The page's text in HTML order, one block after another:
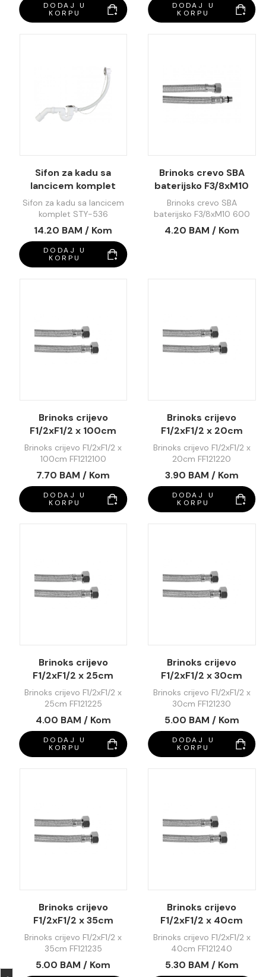
DODAJ U
KORPU
DODAJ U
KORPU
Sifon za kadu sa
lancicem komplet
STY-536
Sifon za kadu sa lancicem
komplet STY-536
14.20 BAM / Kom
DODAJ U
KORPU
Brinoks crevo SBA
baterijsko F3/8xM10
600 01-110
Brinoks crevo SBA
baterijsko F3/8xM10 600
01-110
4.20 BAM / Kom
Brinoks crijevo
F1/2xF1/2 x 100cm
FF1212100
Brinoks crijevo F1/2xF1/2 x
100cm FF1212100
7.70 BAM / Kom
DODAJ U
KORPU
Brinoks crijevo
F1/2xF1/2 x 20cm
FF121220
Brinoks crijevo F1/2xF1/2 x
20cm FF121220
3.90 BAM / Kom
DODAJ U
KORPU
Brinoks crijevo
F1/2xF1/2 x 25cm
FF121225
Brinoks crijevo F1/2xF1/2 x
25cm FF121225
4.00 BAM / Kom
DODAJ U
KORPU
Brinoks crijevo
F1/2xF1/2 x 30cm
FF121230
Brinoks crijevo F1/2xF1/2 x
30cm FF121230
5.00 BAM / Kom
DODAJ U
KORPU
Brinoks crijevo
F1/2xF1/2 x 35cm
FF121235
Brinoks crijevo F1/2xF1/2 x
35cm FF121235
5.00 BAM / Kom
Brinoks crijevo
F1/2xF1/2 x 40cm
FF121240
Brinoks crijevo F1/2xF1/2 x
40cm FF121240
5.30 BAM / Kom